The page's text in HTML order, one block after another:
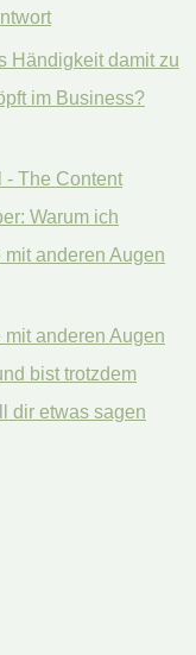
Händigkeit damit zu
im Business?
- The Content
Warum ich
anderen Augen
anderen Augen
bist trotzdem
dir etwas sagen